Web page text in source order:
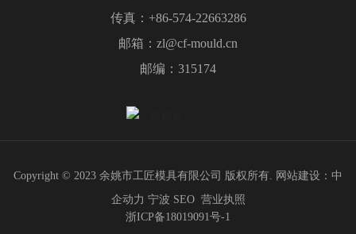
传真： +86-574-22663286
邮箱： zl@cf-mould.cn
邮编：315174
Copyright © 2023 余姚市工匠模具有限公司 版权所有. 网站建设：中
企动力 宁波 SEO 营业执照
浙ICP备18019091号-1